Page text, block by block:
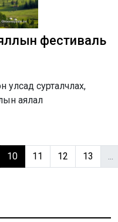
фестиваль
сурталчлах,
аялал
10 11 12 13 ...